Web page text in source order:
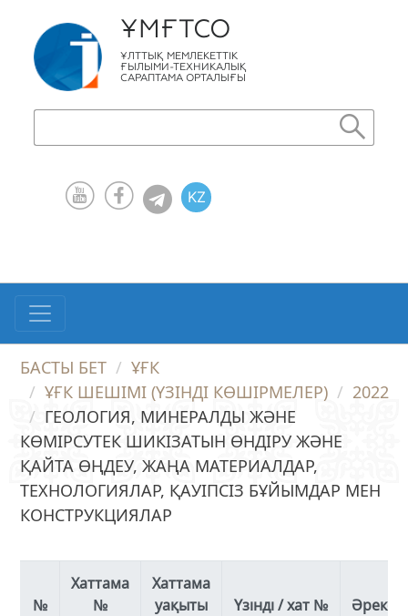
ҰМҒТСО
ҰЛТТЫҚ МЕМЛЕКЕТТІК
ҒЫЛЫМИ-ТЕХНИКАЛЫҚ
САРАПТАМА ОРТАЛЫҒЫ
KZ
БАСТЫ БЕТ
ҰҒК
ҰҒК ШЕШІМІ (ҮЗІНДІ КӨШІРМЕЛЕР)
2022
ГЕОЛОГИЯ, МИНЕРАЛДЫ ЖӘНЕ
КӨМІРСУТЕК ШИКІЗАТЫН ӨНДІРУ ЖӘНЕ
ҚАЙТА ӨҢДЕУ, ЖАҢА МАТЕРИАЛДАР,
ТЕХНОЛОГИЯЛАР, ҚАУІПСІЗ БҰЙЫМДАР МЕН
КОНСТРУКЦИЯЛАР
Хаттама
№
Хаттама
уақыты
Үзінді / хат № Әрекет